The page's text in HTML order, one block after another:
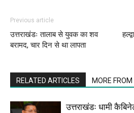
Previous article
उत्तराखंडः तालाब से युवक का शव
बरामद, चार दिन से था लापता
RELATED ARTICLES MORE
उत्तराखंडः धामी